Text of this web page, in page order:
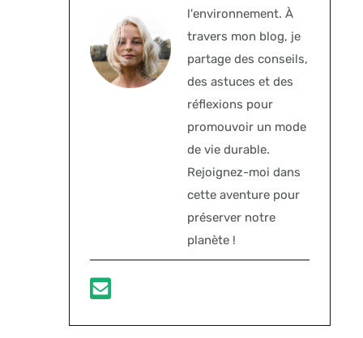
l'environnement. À
travers mon blog, je
partage des conseils,
des astuces et des
réflexions pour
promouvoir un mode
de vie durable.
Rejoignez-moi dans
cette aventure pour
préserver notre
planète !